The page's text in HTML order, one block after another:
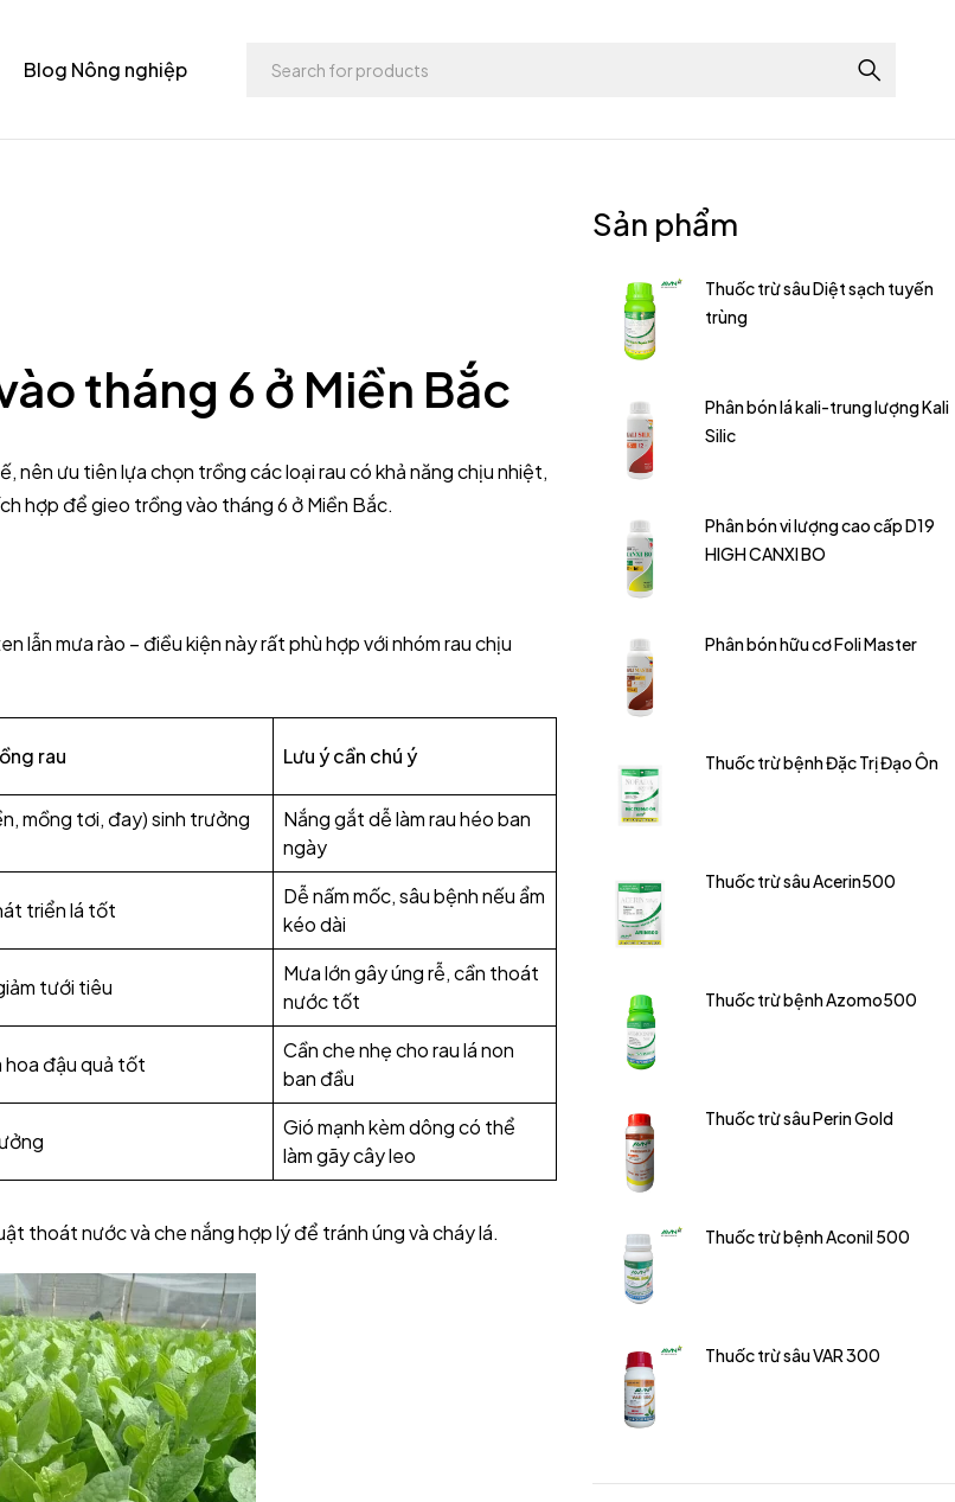
Blog Nông nghiệp
tháng 6 ở Miền Bắc
nên ưu tiên lựa chọn trồng các loại rau có khả năng chịu nhiệt,
hợp để gieo trồng vào tháng 6 ở Miền Bắc.
lẫn mưa rào – điều kiện này rất phù hợp với nhóm rau chịu
rau Lưu ý cần chú ý
mồng tơi, đay) sinh trưởng
Nắng gắt dễ làm rau héo ban
ngày
triển lá tốt
Dễ nấm mốc, sâu bệnh nếu ẩm
kéo dài
tưới tiêu
Mưa lớn gây úng rễ, cần thoát
nước tốt
hoa đậu quả tốt
Cần che nhẹ cho rau lá non
ban đầu
Gió mạnh kèm dông có thể
làm gãy cây leo
thoát nước và che nắng hợp lý để tránh úng và cháy lá.
Sản phẩm
Thuốc trừ sâu Diệt sạch tuyến
trùng
Phân bón lá kali-trung lượng Kali
Silic
Phân bón vi lượng cao cấp D19
HIGH CANXI BO
Phân bón hữu cơ Foli Master
Thuốc trừ bệnh Đặc Trị Đạo Ôn
Thuốc trừ sâu Acerin500
Thuốc trừ bệnh Azomo500
Thuốc trừ sâu Perin Gold
Thuốc trừ bệnh Aconil 500
Thuốc trừ sâu VAR 300